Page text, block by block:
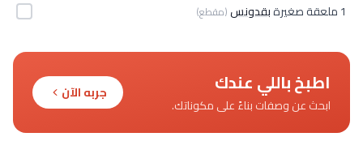
1 ملعقة صغيرة
بقدونس(مقطع)
اطبخ باللي عندك
ابحث عن وصفات بناءً على مكوناتك.
جربه الآن